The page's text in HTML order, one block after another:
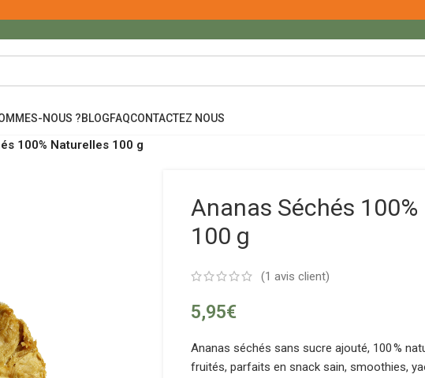
NOUS ?BLOGFAQCONTACTEZ NOUS
100% Naturelles 100 g
Ananas Séchés
100 g
(1 avis client)
5,95€
Ananas séchés sans sucre ajouté, 100 %
fruités, parfaits en snack sain, smoothies,